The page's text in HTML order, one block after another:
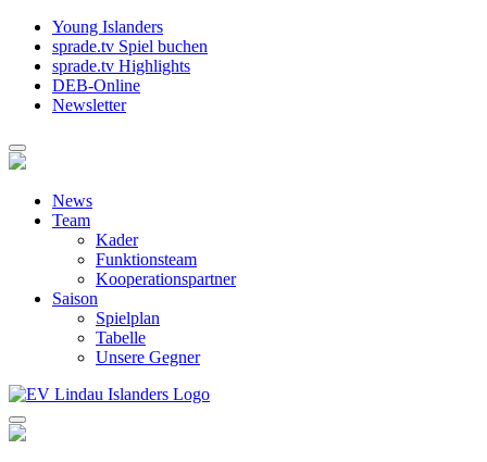
Young Islanders
sprade.tv Spiel buchen
sprade.tv Highlights
DEB-Online
Newsletter
News
Team
Kader
Funktionsteam
Kooperationspartner
Saison
Spielplan
Tabelle
Unsere Gegner